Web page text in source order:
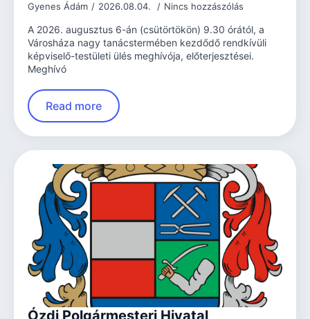
Gyenes Ádám 2026.08.04. Nincs hozzászólás
A 2026. augusztus 6-án (csütörtökön) 9.30 órától, a
Városháza nagy tanácstermében kezdődő rendkívüli
képviselő-testületi ülés meghívója, előterjesztései.
Meghívó
Read more